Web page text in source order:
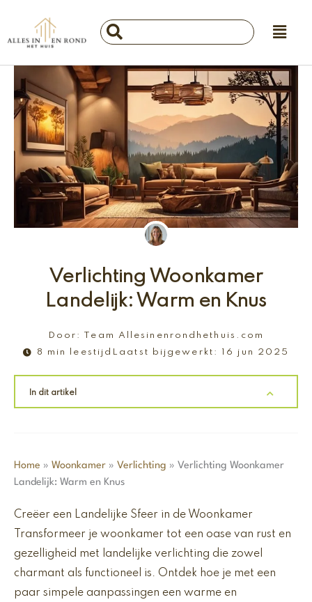
de
Main
Menu
Search
...
Verlichting Woonkamer
Landelijk: Warm en Knus
Door:
Team Allesinenrondhethuis.com
8 min leestijd Laatst bijgewerkt: 16 jun 2025
In dit artikel
Home » Woonkamer » Verlichting » Verlichting Woonkamer
Landelijk: Warm en Knus
Creëer een Landelijke Sfeer in de Woonkamer
Transformeer je woonkamer tot een oase van rust en
gezelligheid met landelijke verlichting die zowel
charmant als functioneel is. Ontdek hoe je met een
paar simpele aanpassingen een warme en